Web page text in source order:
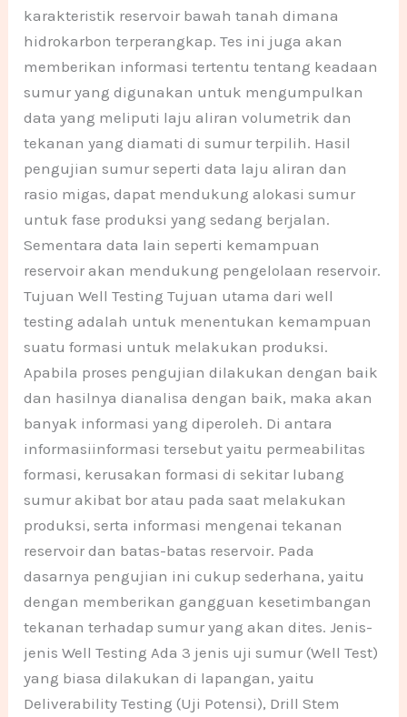
karakteristik reservoir bawah tanah dimana
hidrokarbon terperangkap. Tes ini juga akan
memberikan informasi tertentu tentang keadaan
sumur yang digunakan untuk mengumpulkan
data yang meliputi laju aliran volumetrik dan
tekanan yang diamati di sumur terpilih. Hasil
pengujian sumur seperti data laju aliran dan
rasio migas, dapat mendukung alokasi sumur
untuk fase produksi yang sedang berjalan.
Sementara data lain seperti kemampuan
reservoir akan mendukung pengelolaan reservoir.
Tujuan Well Testing Tujuan utama dari well
testing adalah untuk menentukan kemampuan
suatu formasi untuk melakukan produksi.
Apabila proses pengujian dilakukan dengan baik
dan hasilnya dianalisa dengan baik, maka akan
banyak informasi yang diperoleh. Di antara
informasiinformasi tersebut yaitu permeabilitas
formasi, kerusakan formasi di sekitar lubang
sumur akibat bor atau pada saat melakukan
produksi, serta informasi mengenai tekanan
reservoir dan batas-batas reservoir. Pada
dasarnya pengujian ini cukup sederhana, yaitu
dengan memberikan gangguan kesetimbangan
tekanan terhadap sumur yang akan dites. Jenis-
jenis Well Testing Ada 3 jenis uji sumur (Well Test)
yang biasa dilakukan di lapangan, yaitu
Deliverability Testing (Uji Potensi), Drill Stem